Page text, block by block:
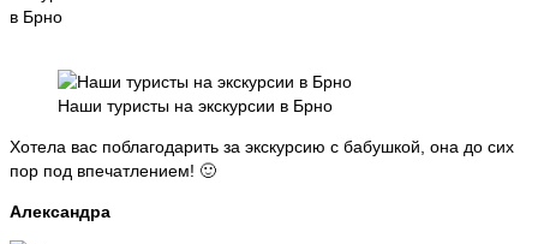
Наши туристы на экскурсии в Брно
Хотела вас поблагодарить за экскурсию с бабушкой, она до сих
пор под впечатлением! 🙂
Александра